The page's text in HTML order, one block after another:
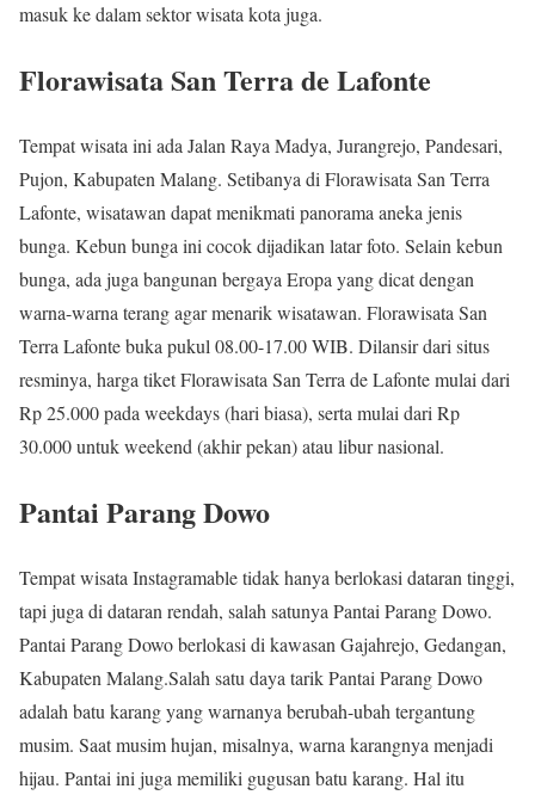
masuk ke dalam sektor wisata kota juga.
Florawisata San Terra de Lafonte
Tempat wisata ini ada Jalan Raya Madya, Jurangrejo, Pandesari,
Pujon, Kabupaten Malang. Setibanya di Florawisata San Terra
Lafonte, wisatawan dapat menikmati panorama aneka jenis
bunga. Kebun bunga ini cocok dijadikan latar foto. Selain kebun
bunga, ada juga bangunan bergaya Eropa yang dicat dengan
warna-warna terang agar menarik wisatawan. Florawisata San
Terra Lafonte buka pukul 08.00-17.00 WIB. Dilansir dari situs
resminya, harga tiket Florawisata San Terra de Lafonte mulai dari
Rp 25.000 pada weekdays (hari biasa), serta mulai dari Rp
30.000 untuk weekend (akhir pekan) atau libur nasional.
Pantai Parang Dowo
Tempat wisata Instagramable tidak hanya berlokasi dataran tinggi,
tapi juga di dataran rendah, salah satunya Pantai Parang Dowo.
Pantai Parang Dowo berlokasi di kawasan Gajahrejo, Gedangan,
Kabupaten Malang.Salah satu daya tarik Pantai Parang Dowo
adalah batu karang yang warnanya berubah-ubah tergantung
musim. Saat musim hujan, misalnya, warna karangnya menjadi
hijau. Pantai ini juga memiliki gugusan batu karang. Hal itu